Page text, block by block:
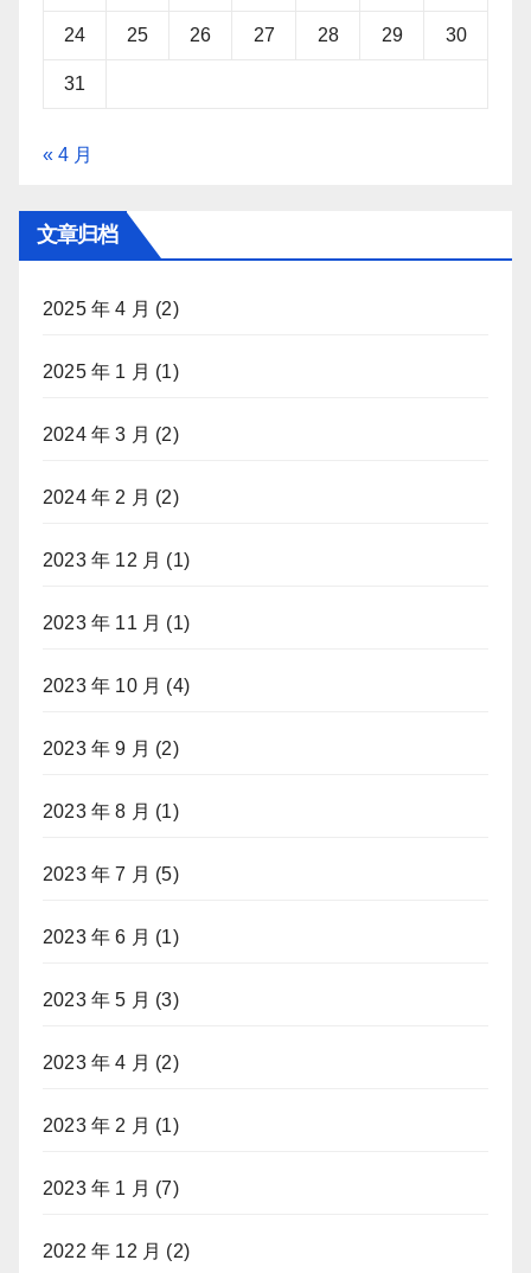
24 25 26 27 28 29 30
31
« 4 月
文章归档
2025 年 4 月 (2)
2025 年 1 月 (1)
2024 年 3 月 (2)
2024 年 2 月 (2)
2023 年 12 月 (1)
2023 年 11 月 (1)
2023 年 10 月 (4)
2023 年 9 月 (2)
2023 年 8 月 (1)
2023 年 7 月 (5)
2023 年 6 月 (1)
2023 年 5 月 (3)
2023 年 4 月 (2)
2023 年 2 月 (1)
2023 年 1 月 (7)
2022 年 12 月 (2)